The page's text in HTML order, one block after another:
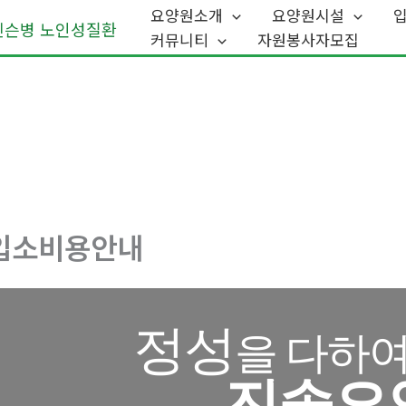
요양원소개 요양원시설
커뮤니티
자원봉사자모집
소비용안내
정성을 다하